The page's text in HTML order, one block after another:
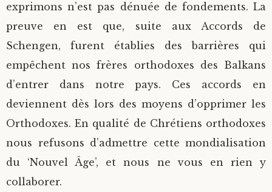
exprimons n’est pas dénuée de fondements. La
preuve en est que, suite aux Accords de
Schengen, furent établies des barrières qui
empêchent nos frères orthodoxes des Balkans
d’entrer dans notre pays. Ces accords en
deviennent dès lors des moyens d’opprimer les
Orthodoxes. En qualité de Chrétiens orthodoxes
nous refusons d’admettre cette mondialisation
du ‘Nouvel Âge’, et nous ne vous en rien y
collaborer.